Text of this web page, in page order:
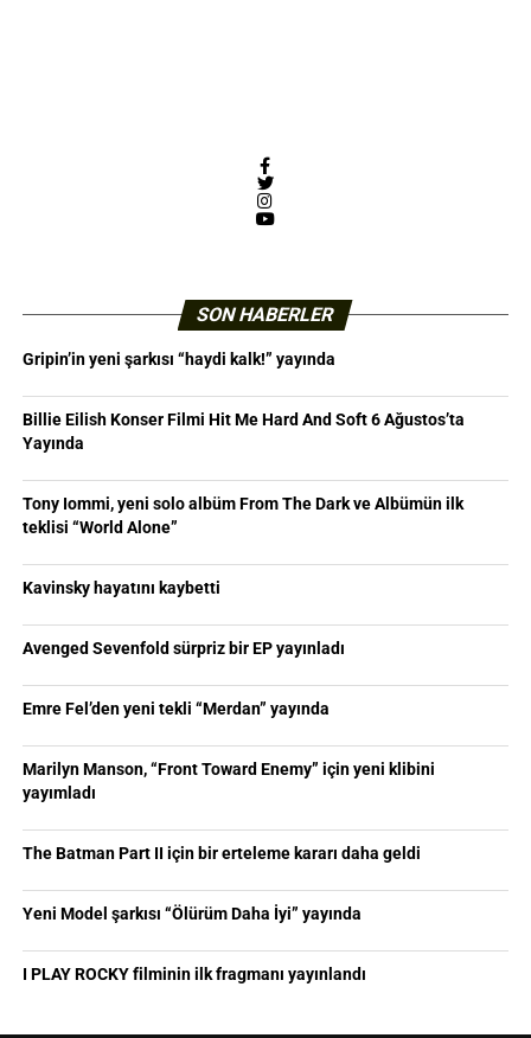
Facebook
Twitter
Instagram
YouTube
SON HABERLER
Gripin’in yeni şarkısı “haydi kalk!” yayında
Billie Eilish Konser Filmi Hit Me Hard And Soft 6 Ağustos’ta
Yayında
Tony Iommi, yeni solo albüm From The Dark ve Albümün ilk
teklisi “World Alone”
Kavinsky hayatını kaybetti
Avenged Sevenfold sürpriz bir EP yayınladı
Emre Fel’den yeni tekli “Merdan” yayında
Marilyn Manson, “Front Toward Enemy” için yeni klibini
yayımladı
The Batman Part II için bir erteleme kararı daha geldi
Yeni Model şarkısı “Ölürüm Daha İyi” yayında
I PLAY ROCKY filminin ilk fragmanı yayınlandı